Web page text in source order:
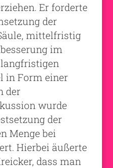
Er forderte
der
mittelfristig
im
langfristigen
in Form einer
der
wurde
der
Menge bei
Hierbei äußerte
dass man